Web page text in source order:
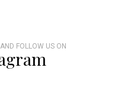
FOLLOW US ON